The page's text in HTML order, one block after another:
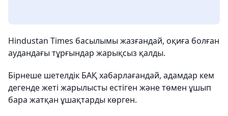
Hindustan Times басылымы жазғандай, оқиға болған
аудандағы тұрғындар жарықсыз қалды.
Бірнеше шетелдік БАҚ хабарлағандай, адамдар кем
дегенде жеті жарылысты естіген және төмен ұшып
бара жатқан ұшақтарды көрген.